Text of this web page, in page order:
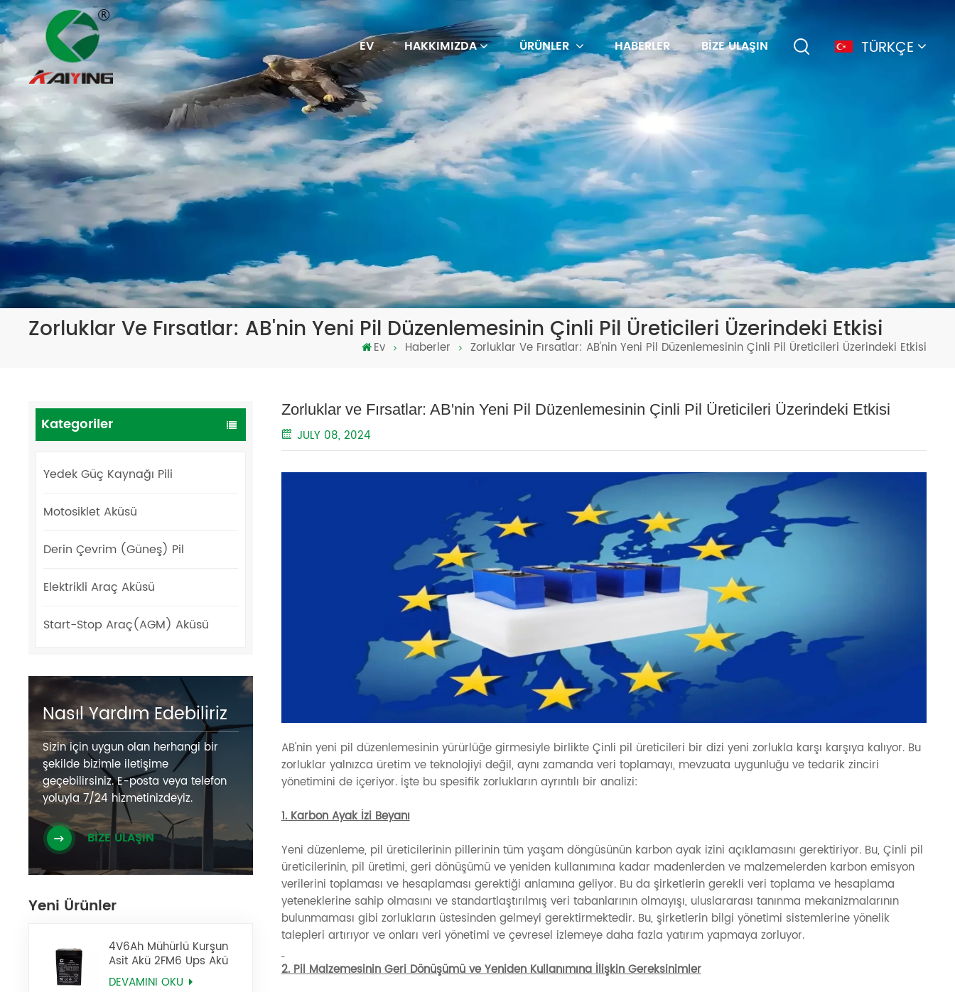
EV HAKKIMIZDA ÜRÜNLER HABERLER BIZE ULAŞIN TÜRKÇE
español
português
Türkçe
العربية
Zorluklar Ve Fırsatlar: AB'nin Yeni Pil Düzenlemesinin Çinli Pil Üreticileri Üzerindeki Etkisi
Ev Haberler Zorluklar Ve Fırsatlar: AB'nin Yeni Pil Düzenlemesinin Çinli Pil Üreticileri Üzerindeki Etkisi
Kategoriler
Yedek Güç Kaynağı Pili
Motosiklet Aküsü
Derin Çevrim (Güneş) Pil
Elektrikli Araç Aküsü
Start-Stop Araç(AGM) Aküsü
Nasıl Yardım Edebiliriz
Sizin için uygun olan herhangi bir
şekilde bizimle iletişime
geçebilirsiniz. E-posta veya telefon
yoluyla 7/24 hizmetinizdeyiz.
BİZE ULAŞIN
Yeni Ürünler
4V6Ah Mühürlü Kurşun
Asit Akü 2FM6 Ups Akü
DEVAMINI OKU
Zorluklar ve Fırsatlar: AB'nin Yeni Pil Düzenlemesinin Çinli Pil Üreticileri Üzerindeki Etkisi
JULY 08, 2024
AB'nin yeni pil düzenlemesinin yürürlüğe girmesiyle birlikte Çinli pil üreticileri bir dizi yeni zorlukla karşı karşıya kalıyor. Bu
zorluklar yalnızca üretim ve teknolojiyi değil, aynı zamanda veri toplamayı, mevzuata uygunluğu ve tedarik zinciri
yönetimini de içeriyor. İşte bu spesifik zorlukların ayrıntılı bir analizi:
1. Karbon Ayak İzi Beyanı
Yeni düzenleme, pil üreticilerinin pillerinin tüm yaşam döngüsünün karbon ayak izini açıklamasını gerektiriyor. Bu, Çinli pil
üreticilerinin, pil üretimi, geri dönüşümü ve yeniden kullanımına kadar madenlerden ve malzemelerden karbon emisyon
verilerini toplaması ve hesaplaması gerektiği anlamına geliyor. Bu da şirketlerin gerekli veri toplama ve hesaplama
yeteneklerine sahip olmasını ve standartlaştırılmış veri tabanlarının olmayışı, uluslararası tanınma mekanizmalarının
bulunmaması gibi zorlukların üstesinden gelmeyi gerektirmektedir. Bu, şirketlerin bilgi yönetimi sistemlerine yönelik
talepleri artırıyor ve onları veri yönetimi ve çevresel izlemeye daha fazla yatırım yapmaya zorluyor.
2. Pil Malzemesinin Geri Dönüşümü ve Yeniden Kullanımına İlişkin Gereksinimler